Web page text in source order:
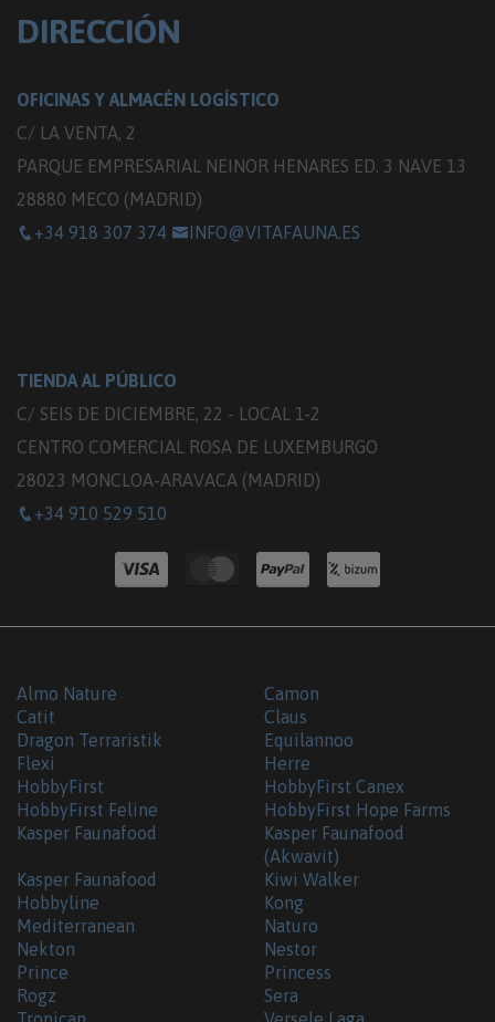
DIRECCIÓN
OFICINAS Y ALMACÉN LOGÍSTICO
C/ LA VENTA, 2
PARQUE EMPRESARIAL NEINOR HENARES ED. 3 NAVE 13
28880 MECO (MADRID)
+34 918 307 374
INFO@VITAFAUNA.ES
TIENDA AL PÚBLICO
C/ SEIS DE DICIEMBRE, 22 - LOCAL 1-2
CENTRO COMERCIAL ROSA DE LUXEMBURGO
28023 MONCLOA-ARAVACA (MADRID)
+34 910 529 510
Almo Nature
Camon
Catit
Claus
Dragon Terraristik
Equilannoo
Flexi
Herre
HobbyFirst
HobbyFirst Canex
HobbyFirst Feline
HobbyFirst Hope Farms
Kasper Faunafood
Kasper Faunafood
(Akwavit)
Kasper Faunafood
Hobbyline
Kiwi Walker
Kong
Mediterranean
Naturo
Nekton
Nestor
Prince
Princess
Rogz
Sera